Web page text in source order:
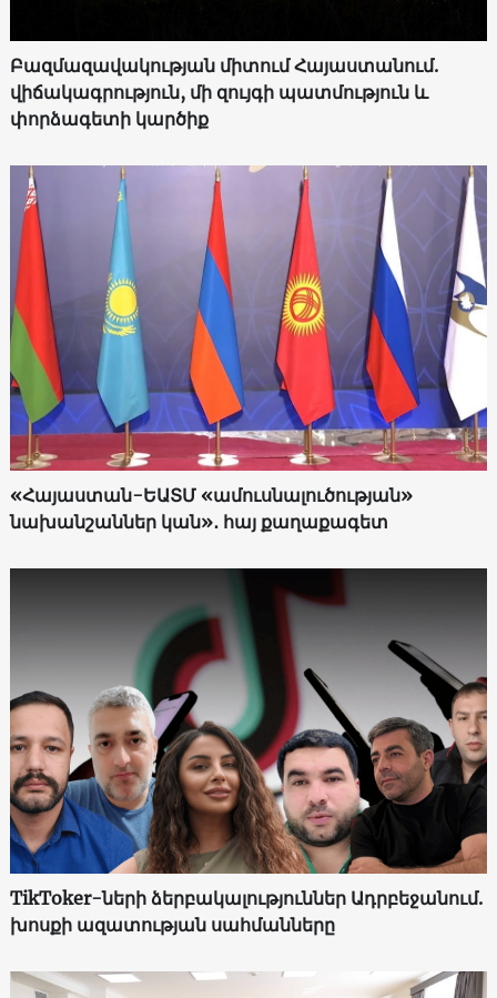
Բազմազավակության միտում Հայաստանում.
վիճակագրություն, մի զույգի պատմություն և
փորձագետի կարծիք
«Հայաստան-ԵԱՏՄ «ամուսնալուծության»
նախանշաններ կան»․ հայ քաղաքագետ
TikToker-ների ձերբակալություններ Ադրբեջանում.
խոսքի ազատության սահմանները